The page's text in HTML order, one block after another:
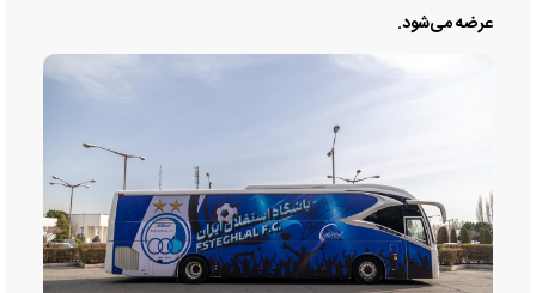
عرضه می‌شود.